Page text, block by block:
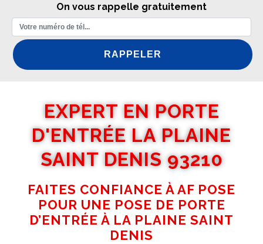
On vous rappelle gratuitement
EXPERT EN PORTE
D'ENTRÉE LA PLAINE
SAINT DENIS 93210
FAITES CONFIANCE À AF POSE
POUR UNE POSE DE PORTE
D’ENTRÉE À LA PLAINE SAINT
DENIS